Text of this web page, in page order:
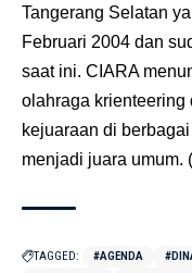
Tangerang Selatan
Februari 2004 dan
saat ini. CIARA
olahraga krienteering
kejuaraan di
menjadi juara umum.
TAGGED: #AGENDA